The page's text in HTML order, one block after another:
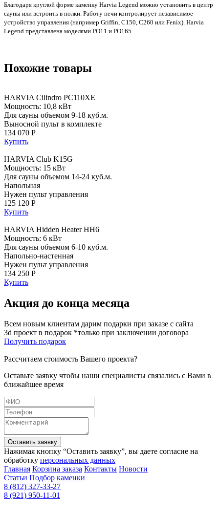
Благодаря круглой форме каменку Harvia Legend можно установить в центр
сауны или встроить в полки. Работу печи контролирует независимое
устройство управления (например Griffin, C150, C260 или Fenix). Harvia
Legend представлена моделями PO11 и PO165.
Похожие товары
HARVIA Cilindro PC110XE
Мощность: 10,8 кВт
Для сауны объемом 9-18 куб.м.
Выносной пульт в комплекте
134 070 Р
Купить
HARVIA Club K15G
Мощность: 15 кВт
Для сауны объемом 14-24 куб.м.
Напольная
Нужен пульт управления
125 120 Р
Купить
HARVIA Hidden Heater HH6
Мощность: 6 кВт
Для сауны объемом 6-10 куб.м.
Напольно-настенная
Нужен пульт управления
134 250 Р
Купить
Акция до конца месяца
Всем новым клиентам дарим подарки при заказе с сайта
3d проект в подарок *только при заключении договора
Получить подарок
Рассчитаем стоимость Вашего проекта?
Оставьте заявку чтобы наши специалисты связались с Вами в
ближайшее время
Оставить заявку
Нажимая кнопку “Оставить заявку”, вы даете согласие на
обработку персональных данных
Главная Корзина заказа Контакты Новости
Статьи Подбор каменки
8 (812) 327-33-27
8 (921) 950-11-01